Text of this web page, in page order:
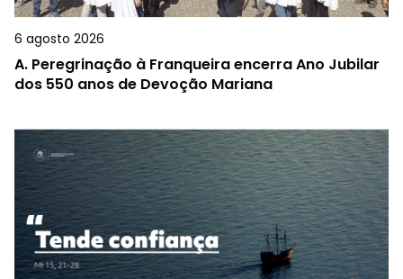
6 agosto 2026
A. Peregrinação à Franqueira encerra Ano Jubilar
dos 550 anos de Devoção Mariana